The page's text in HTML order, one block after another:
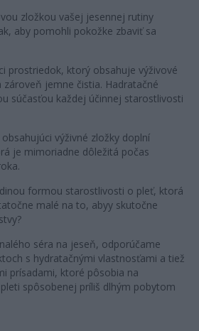
zložkou vašej jesennej rutiny
aby pomohli pokožke zbaviť sa
prostriedok, ktorý obsahuje výživové
jemne čistia. Hadratačné
súčasťou každej účinnej starostlivosti
výživné zložky doplní
je mimoriadne dôležitá počas
formou starostlivosti o pleť, ktorá
malé na to, abyy skutočne
séra na jeseň, odporúčame
s hydratačnými vlastnosťami a tiež
prísadami, ktoré pôsobia na
spôsobenej príliš dlhým pobytom